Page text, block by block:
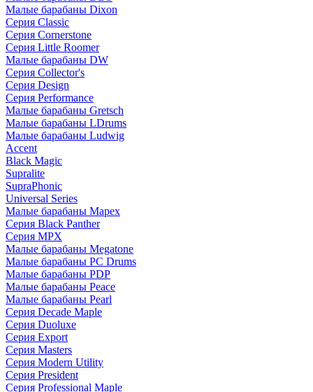
Малые барабаны Dixon
Серия Classic
Серия Cornerstone
Серия Little Roomer
Малые барабаны DW
Серия Collector's
Серия Design
Серия Performance
Малые барабаны Gretsch
Малые барабаны LDrums
Малые барабаны Ludwig
Accent
Black Magic
Supralite
SupraPhonic
Universal Series
Малые барабаны Mapex
Серия Black Panther
Серия MPX
Малые барабаны Megatone
Малые барабаны PC Drums
Малые барабаны PDP
Малые барабаны Peace
Малые барабаны Pearl
Серия Decade Maple
Серия Duoluxe
Серия Export
Серия Masters
Серия Modern Utility
Серия President
Серия Professional Maple